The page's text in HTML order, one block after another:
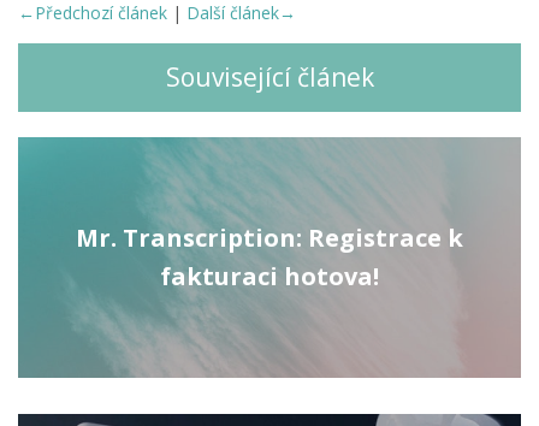
←Předchozí článek | Další článek→
Související článek
Mr. Transcription: Registrace k
fakturaci hotova!